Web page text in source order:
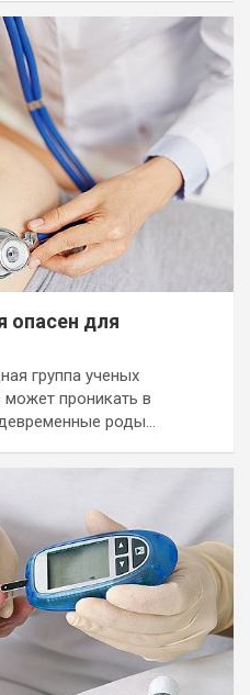
опасен для
группа ученых
может проникать в
роды…